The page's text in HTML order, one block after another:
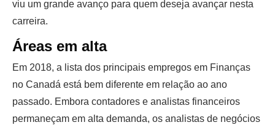
viu um grande avanço para quem deseja avançar nesta
carreira.
Áreas em alta
Em 2018, a lista dos principais empregos em Finanças
no Canadá está bem diferente em relação ao ano
passado. Embora contadores e analistas financeiros
permaneçam em alta demanda, os analistas de negócios